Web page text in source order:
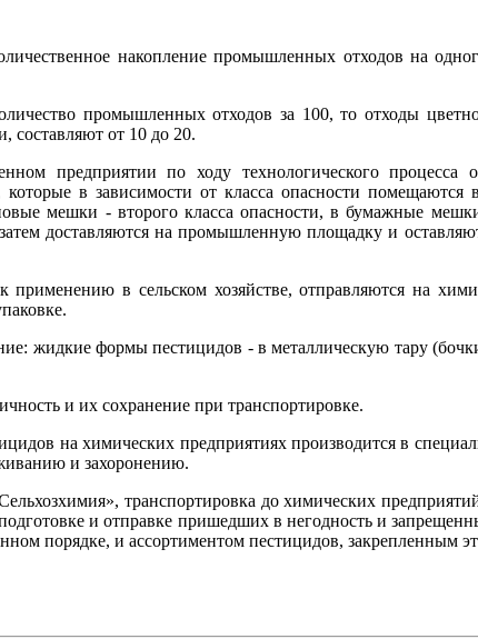
накопление промышленных отходов на
промышленных отходов за 100, то отходы
составляют от 10 до 20.
предприятии по ходу технологического процесса
в зависимости от класса опасности
мешки - второго класса опасности, в бумажные
доставляются на промышленную площадку и
в сельском хозяйстве, отправляются на
жидкие формы пестицидов - в металлическую тару
и их сохранение при транспортировке.
на химических предприятиях производится в
и захоронению.
транспортировка до химических
и отправке пришедших в негодность и
порядке, и ассортиментом пестицидов, закрепленным